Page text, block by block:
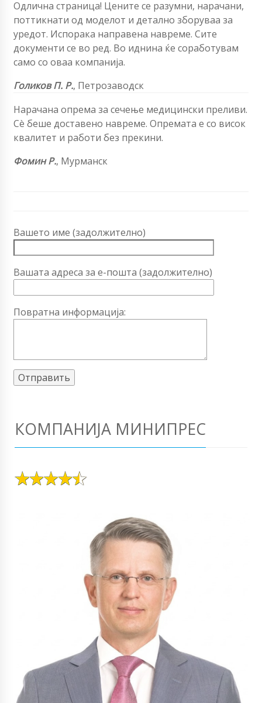
Одлична страница! Цените се разумни, нарачани,
поттикнати од моделот и детално зборуваа за
уредот. Испорака направена навреме. Сите
документи се во ред. Во иднина ќе соработувам
само со оваа компанија.
Голиков П. Р., Петрозаводск
Нарачана опрема за сечење медицински преливи.
Сè беше доставено навреме. Опремата е со висок
квалитет и работи без прекини.
Фомин Р., Мурманск
Вашето име (задолжително)
Вашата адреса за е-пошта (задолжително)
Повратна информација:
КОМПАНИЈА МИНИПРЕС